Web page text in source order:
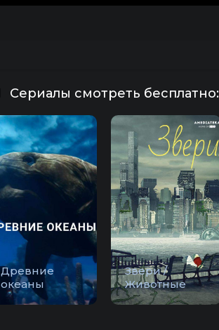
Сериалы смотреть бесплатно:
Древние
океаны
Звери /
Животные